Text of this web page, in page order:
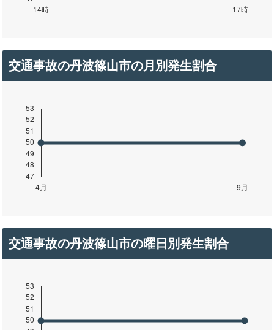
交通事故の丹波篠山市の月別発生割合
交通事故の丹波篠山市の曜日別発生割合